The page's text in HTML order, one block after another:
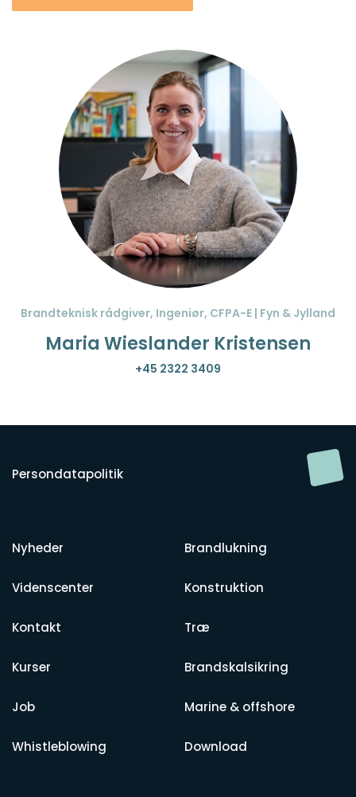
Brandteknisk rådgiver, Ingeniør, CFPA-E | Fyn & Jylland
Maria Wieslander Kristensen
+45 2322 3409
Persondatapolitik
Nyheder
Videnscenter
Kontakt
Kurser
Job
Whistleblowing
Brandlukning
Konstruktion
Træ
Brandskalsikring
Marine & offshore
Download